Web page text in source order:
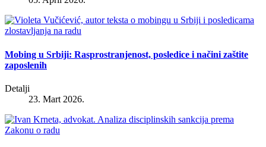
Mobing u Srbiji: Rasprostranjenost, posledice i načini zaštite
zaposlenih
Detalji
23. Mart 2026.